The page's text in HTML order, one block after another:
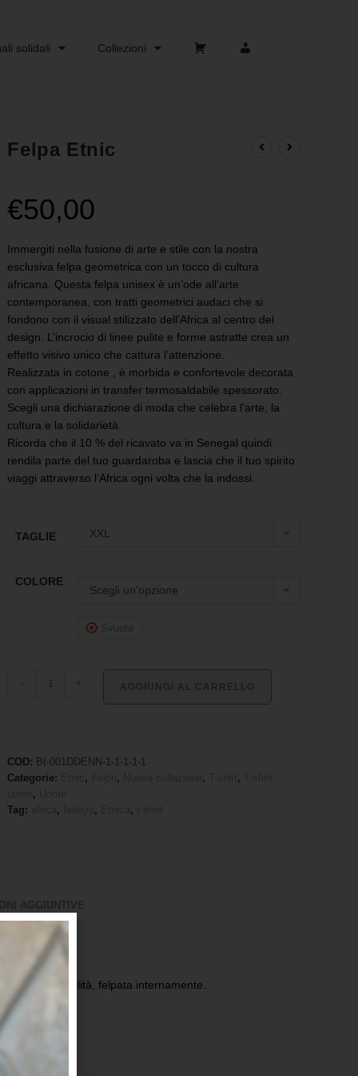
solidali Collezioni
Carrello Account
Felpa Etnic
€50,00
Immergiti nella fusione di arte e stile con la nostra
esclusiva felpa geometrica con un tocco di cultura
africana. Questa felpa unisex è un’ode all’arte
contemporanea, con tratti geometrici audaci che si
fondono con il visual stilizzato dell’Africa al centro del
design. L’incrocio di linee pulite e forme astratte crea un
effetto visivo unico che cattura l’attenzione.
Realizzata in cotone , è morbida e confortevole decorata
con applicazioni in transfer termosaldabile spessorato.
Scegli una dichiarazione di moda che celebra l’arte, la
cultura e la solidarietà.
Ricorda che il 10 % del ricavato va in Senegal quindi
rendila parte del tuo guardaroba e lascia che il tuo spirito
viaggi attraverso l’Africa ogni volta che la indossi.
TAGLIE XXL
COLORE
Scegli un'opzione
- +
COD: Bt-001DDENN-1-1-1-1-1
Categorie:
, , , ,
,
Tag:
, , ,
vestibilità, felpata internamente.